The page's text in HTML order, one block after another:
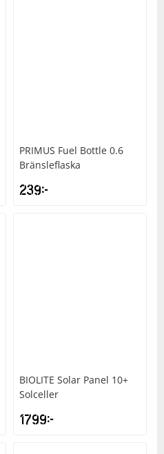
PRIMUS Fuel Bottle 0.6
Bränsleflaska
239kr
BIOLITE Solar Panel 10+
Solceller
1799kr